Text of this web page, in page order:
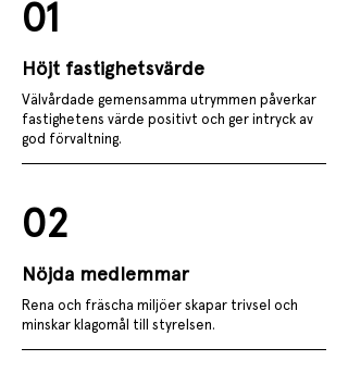
01
Höjt fastighetsvärde
Välvårdade gemensamma utrymmen påverkar
fastighetens värde positivt och ger intryck av
god förvaltning.
02
Nöjda medlemmar
Rena och fräscha miljöer skapar trivsel och
minskar klagomål till styrelsen.